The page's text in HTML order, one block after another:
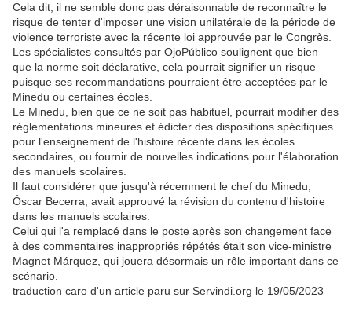
Cela dit, il ne semble donc pas déraisonnable de reconnaître le
risque de tenter d'imposer une vision unilatérale de la période de
violence terroriste avec la récente loi approuvée par le Congrès.
Les spécialistes consultés par OjoPúblico soulignent que bien
que la norme soit déclarative, cela pourrait signifier un risque
puisque ses recommandations pourraient être acceptées par le
Minedu ou certaines écoles.
Le Minedu, bien que ce ne soit pas habituel, pourrait modifier des
réglementations mineures et édicter des dispositions spécifiques
pour l'enseignement de l'histoire récente dans les écoles
secondaires, ou fournir de nouvelles indications pour l'élaboration
des manuels scolaires.
Il faut considérer que jusqu'à récemment le chef du Minedu,
Óscar Becerra, avait approuvé la révision du contenu d'histoire
dans les manuels scolaires.
Celui qui l'a remplacé dans le poste après son changement face
à des commentaires inappropriés répétés était son vice-ministre
Magnet Márquez, qui jouera désormais un rôle important dans ce
scénario.
traduction caro d'un article paru sur Servindi.org le 19/05/2023